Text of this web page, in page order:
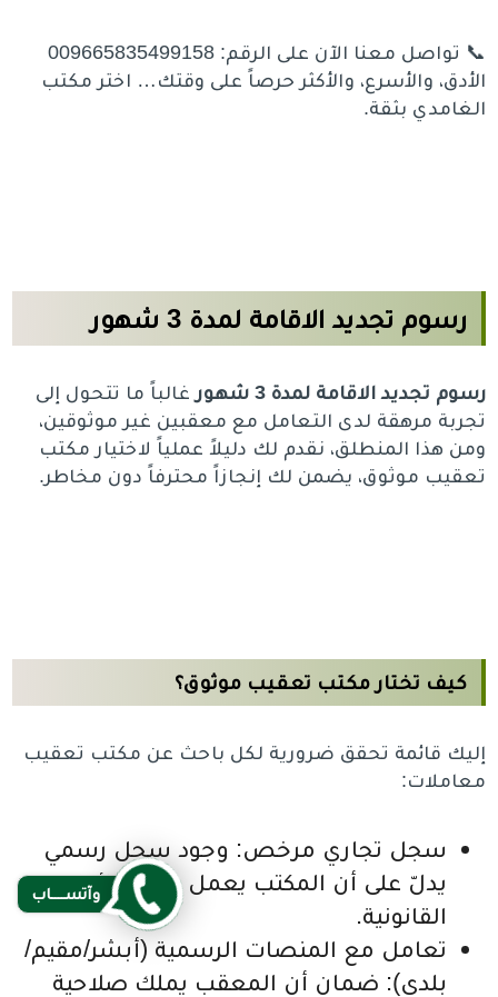
📞 تواصل معنا الآن على الرقم: 009665835499158
الأدق، والأسرع، والأكثر حرصاً على وقتك… اختر مكتب
الغامدي بثقة.
رسوم تجديد الاقامة لمدة 3 شهور
رسوم تجديد الاقامة لمدة 3 شهور
غالباً ما تتحول إلى
تجربة مرهقة لدى التعامل مع معقبين غير موثوقين،
ومن هذا المنطلق، نقدم لك دليلاً عملياً لاختيار مكتب
تعقيب موثوق، يضمن لك إنجازاً محترفاً دون مخاطر.
كيف تختار مكتب تعقيب موثوق؟
إليك قائمة تحقق ضرورية لكل باحث عن مكتب تعقيب
معاملات:
سجل تجاري مرخص: وجود سجل رسمي
يدلّ على أن المكتب يعمل ضمن الأطر
القانونية.
تعامل مع المنصات الرسمية (أبشر/مقيم/
بلدي): ضمان أن المعقب يملك صلاحية
وآتســــاب